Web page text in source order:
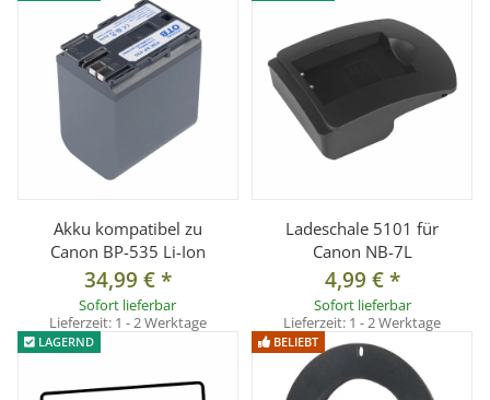
Akku kompatibel zu
Canon BP-535 Li-Ion
34,99 €*
Sofort lieferbar
Lieferzeit: 1 - 2 Werktage
Ladeschale 5101 für
Canon NB-7L
4,99 €*
Sofort lieferbar
Lieferzeit: 1 - 2 Werktage
LAGERND BELIEBT